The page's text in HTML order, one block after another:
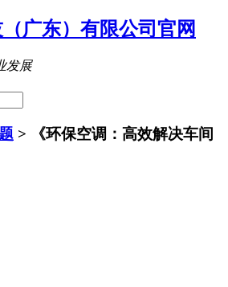
发展
> 《环保空调：高效解决车间